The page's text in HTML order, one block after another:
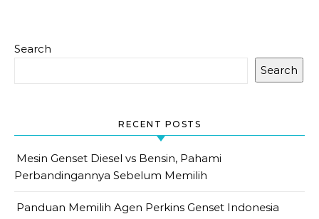
Search
Search
RECENT POSTS
Mesin Genset Diesel vs Bensin, Pahami
Perbandingannya Sebelum Memilih
Panduan Memilih Agen Perkins Genset Indonesia